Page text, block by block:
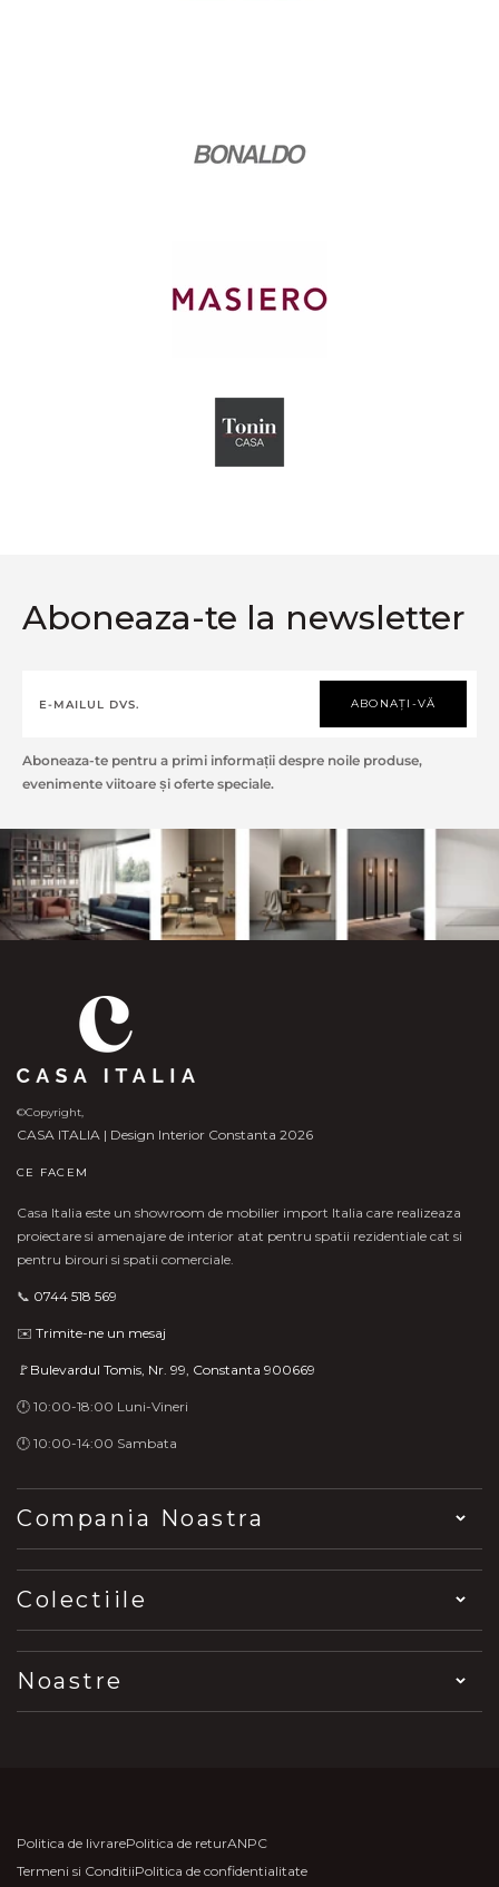
Aboneaza-te la newsletter
ABONAȚI-VĂ
Aboneaza-te pentru a primi informații despre noile produse,
evenimente viitoare și oferte speciale.
©Copyright,
CASA ITALIA | Design Interior Constanta 2026
CE FACEM
Casa Italia este un showroom de mobilier import Italia care realizeaza
proiectare si amenajare de interior atat pentru spatii rezidentiale cat si
pentru birouri si spatii comerciale.
📞 0744 518 569
✉️ Trimite-ne un mesaj
🚩Bulevardul Tomis, Nr. 99, Constanta 900669
🕛 10:00-18:00 Luni-Vineri
🕛 10:00-14:00 Sambata
Compania Noastra
Colectiile
Noastre
Politica de livrarePolitica de returANPC
Termeni si ConditiiPolitica de confidentialitate